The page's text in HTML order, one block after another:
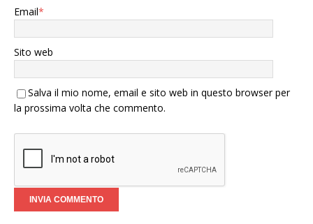
Email*
Sito web
Salva il mio nome, email e sito web in questo browser per
la prossima volta che commento.